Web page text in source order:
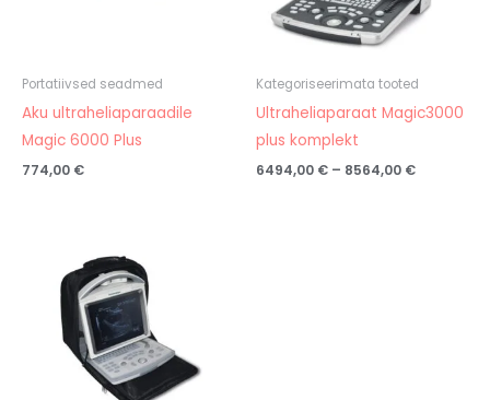
Portatiivsed seadmed
Aku ultraheliaparaadile
Magic 6000 Plus
774,00 €
Kategoriseerimata tooted
Ultraheliaparaat Magic3000
plus komplekt
6494,00 € – 8564,00 €